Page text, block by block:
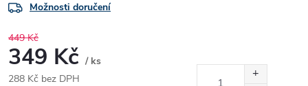
Možnosti doručení
449 Kč
349 Kč / ks
288 Kč bez DPH